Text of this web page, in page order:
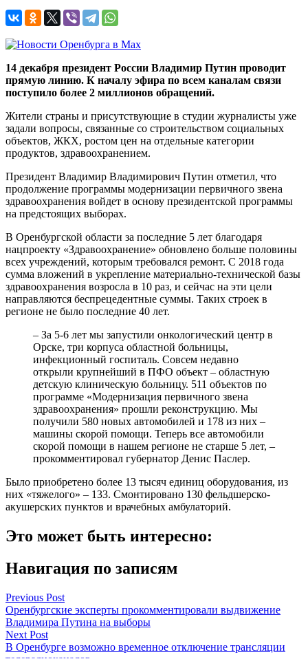
14 декабря президент России Владимир Путин проводит
прямую линию. К началу эфира по всем каналам связи
поступило более 2 миллионов обращений.
Жители страны и присутствующие в студии журналисты уже
задали вопросы, связанные со строительством социальных
объектов, ЖКХ, ростом цен на отдельные категории
продуктов, здравоохранением.
Президент Владимир Владимирович Путин отметил, что
продолжение программы модернизации первичного звена
здравоохранения войдет в основу президентской программы
на предстоящих выборах.
В Оренбургской области за последние 5 лет благодаря
нацпроекту «Здравоохранение» обновлено больше половины
всех учреждений, которым требовался ремонт. С 2018 года
сумма вложений в укрепление материально-технической базы
здравоохранения возросла в 10 раз, и сейчас на эти цели
направляются беспрецедентные суммы. Таких строек в
регионе не было последние 40 лет.
– За 5-6 лет мы запустили онкологический центр в
Орске, три корпуса областной больницы,
инфекционный госпиталь. Совсем недавно
открыли крупнейший в ПФО объект – областную
детскую клиническую больницу. 511 объектов по
программе «Модернизация первичного звена
здравоохранения» прошли реконструкцию. Мы
получили 580 новых автомобилей и 178 из них –
машины скорой помощи. Теперь все автомобили
скорой помощи в нашем регионе не старше 5 лет, –
прокомментировал губернатор Денис Паслер.
Было приобретено более 13 тысяч единиц оборудования, из
них «тяжелого» – 133. Смонтировано 130 фельдшерско-
акушерских пунктов и врачебных амбулаторий.
Это может быть интересно:
Навигация по записям
Previous Post
Оренбургские эксперты прокомментировали выдвижение
Владимира Путина на выборы
Next Post
В Оренбурге возможно временное отключение трансляции
телерадиоканалов